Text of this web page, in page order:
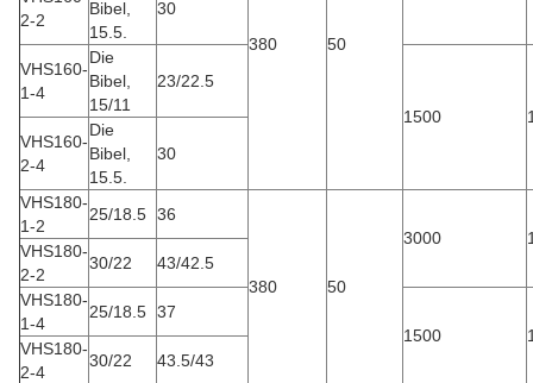
380 50
2-2
Bibel,
15.5.
30
VHS160-
1-4
Die
Bibel,
15/11
23/22.5
1500
VHS160-
2-4
Die
Bibel,
15.5.
30
VHS180-
1-2
25/18.5 36
380 50
3000
VHS180-
2-2
30/22
43/42.5
VHS180-
1-4
25/18.5 37
1500
VHS180-
2-4
30/22
43.5/43